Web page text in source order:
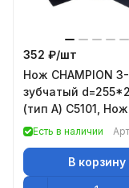
352 ₽/шт
Нож CHAMPION
зубчатый
(тип А) C5101, Нож для
жесткой травы
Есть в наличии
В корзину